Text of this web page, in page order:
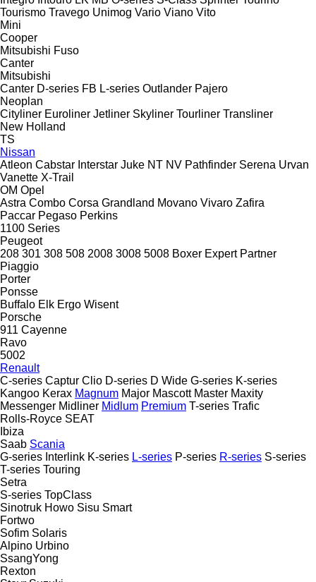
Tourismo Travego Unimog Vario Viano Vito
Mini
Cooper
Mitsubishi Fuso
Canter
Mitsubishi
Canter D-series FB L-series Outlander Pajero
Neoplan
Cityliner Euroliner Jetliner Skyliner Tourliner Transliner
New Holland
TS
Nissan
Atleon Cabstar Interstar Juke NT NV Pathfinder Serena Urvan
Vanette X-Trail
OM Opel
Astra Combo Corsa Grandland Movano Vivaro Zafira
Paccar Pegaso Perkins
1100 Series
Peugeot
208 301 308 508 2008 3008 5008 Boxer Expert Partner
Piaggio
Porter
Ponsse
Buffalo Elk Ergo Wisent
Porsche
911 Cayenne
Ravo
5002
Renault
C-series Captur Clio D-series D Wide G-series K-series
Kangoo Kerax Magnum Major Mascott Master Maxity
Messenger Midliner Midlum Premium T-series Trafic
Rolls-Royce SEAT
Ibiza
Saab Scania
G-series Interlink K-series L-series P-series R-series S-series
T-series Touring
Setra
S-series TopClass
Sinotruk Howo Sisu Smart
Fortwo
Sofim Solaris
Alpino Urbino
SsangYong
Rexton